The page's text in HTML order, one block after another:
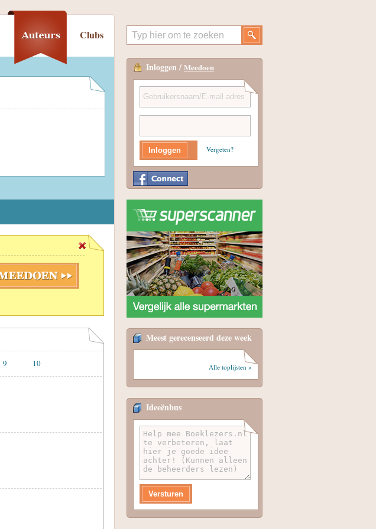
Clubs
9 10
Inloggen / Meedoen
Vergeten?
Meest gerecenseerd deze week
Alle toplijsten »
Ideeënbus